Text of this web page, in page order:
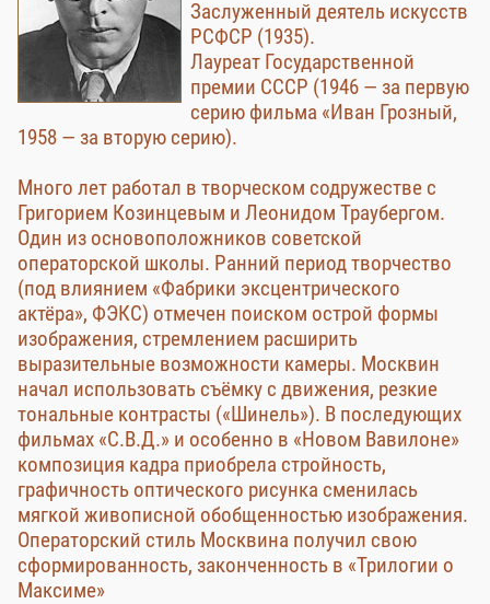
Заслуженный деятель искусств
РСФСР (1935).
Лауреат Государственной
премии СССР (1946 — за первую
серию фильма «Иван Грозный,
1958 — за вторую серию).
Много лет работал в творческом содружестве с
Григорием Козинцевым и Леонидом Траубергом.
Один из основоположников советской
операторской школы. Ранний период творчество
(под влиянием «Фабрики эксцентрического
актёра», ФЭКС) отмечен поиском острой формы
изображения, стремлением расширить
выразительные возможности камеры. Москвин
начал использовать съёмку с движения, резкие
тональные контрасты («Шинель»). В последующих
фильмах «С.В.Д.» и особенно в «Новом Вавилоне»
композиция кадра приобрела стройность,
графичность оптического рисунка сменилась
мягкой живописной обобщенностью изображения.
Операторский стиль Москвина получил свою
сформированность, законченность в «Трилогии о
Максиме»